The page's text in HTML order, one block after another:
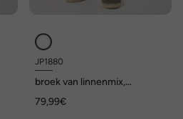
JP1880
broek van linnenmix,
79,99€